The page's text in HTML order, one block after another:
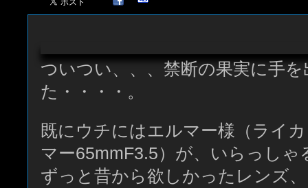
ついつい、、、禁断の果実に手
た・・・・。
既にウチにはエルマー様（ライ
マー65mmF3.5）が、いらっしゃ
ずっと昔から欲しかったレンズ